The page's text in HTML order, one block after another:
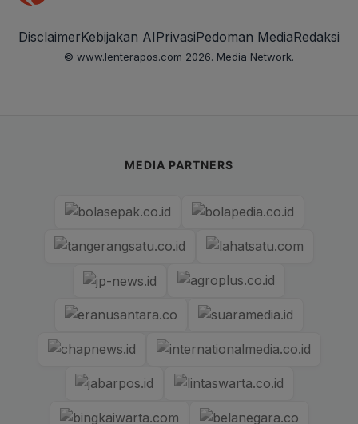
DisclaimerKebijakan AIPrivasiPedoman MediaRedaksi
© www.lenterapos.com 2026. Media Network.
MEDIA PARTNERS